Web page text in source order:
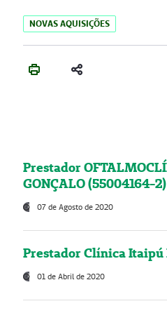
NOVAS AQUISIÇÕES
Prestador
GONÇALO (55004164-2)
07 de Agosto de 2020
Prestador Clínica Itaipú
01 de Abril de 2020